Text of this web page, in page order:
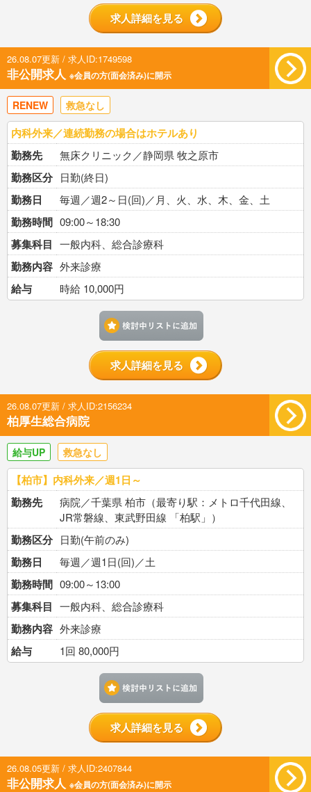
求人詳細を見る
26.08.07更新 / 求人ID:1749598
非公開求人 ※会員の方(面会済み)に開示
RENEW 救急なし
内科外来／連続勤務の場合はホテルあり
勤務先
無床クリニック／静岡県 牧之原市
勤務区分 日勤(終日)
勤務日 毎週／週2～日(回)／月、火、水、木、金、土
勤務時間 09:00～18:30
募集科目 一般内科、総合診療科
勤務内容 外来診療
給与 時給 10,000円
求人詳細を見る
26.08.07更新 / 求人ID:2156234
柏厚生総合病院
給与UP 救急なし
【柏市】内科外来／週1日～
勤務先
病院／千葉県 柏市（最寄り駅：メトロ千代田線、
JR常磐線、東武野田線 「柏駅」）
勤務区分 日勤(午前のみ)
勤務日 毎週／週1日(回)／土
勤務時間 09:00～13:00
募集科目 一般内科、総合診療科
勤務内容 外来診療
給与 1回 80,000円
求人詳細を見る
26.08.05更新 / 求人ID:2407844
非公開求人 ※会員の方(面会済み)に開示